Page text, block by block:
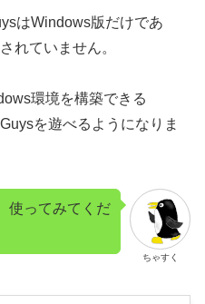
はWindows版だけであ
れていません。
環境を構築できる
を遊べるようになりま
ちゃすく
使ってみてくだ